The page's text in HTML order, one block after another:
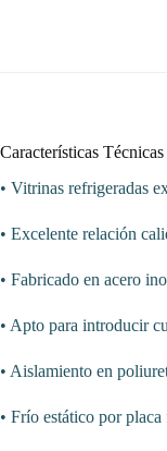
Características Técnicas
• Vitrinas refrigeradas
• Excelente relación
• Fabricado en acero
• Apto para introducir
• Aislamiento en
• Frío estático por placa